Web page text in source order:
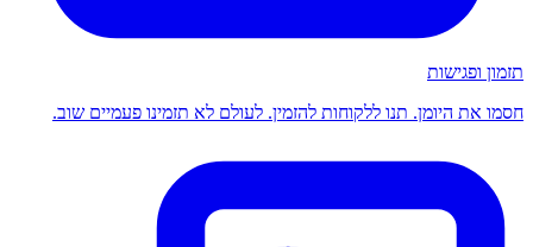
תזמון ופגישות
חסמו את היומן. תנו ללקוחות להזמין. לעולם לא תזמינו פעמיים שוב.